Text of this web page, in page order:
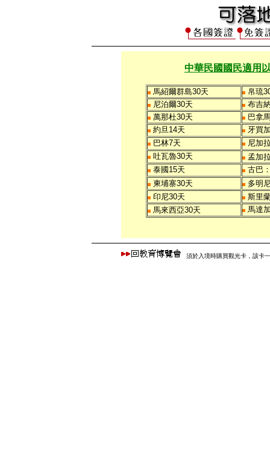
中華民國國民適用
馬紹爾群島30天
帛琉
尼泊爾30天
布吉
萬那杜30天
巴拿
約旦14天
牙買
巴林7天
尼加
吐瓦魯30天
孟加
泰國15天
古巴
柬埔寨30天
多明
印尼30天
斯里
馬來西亞30天
馬達
須於入境時購買觀光卡，該卡